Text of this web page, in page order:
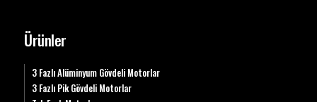
Ürünler
3 Fazlı Alüminyum Gövdeli Motorlar
3 Fazlı Pik Gövdeli Motorlar